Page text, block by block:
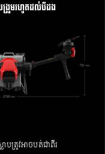
បង្រួមរហូតដល់បីដង
បត្រូវអាចបត់ជាពីរ